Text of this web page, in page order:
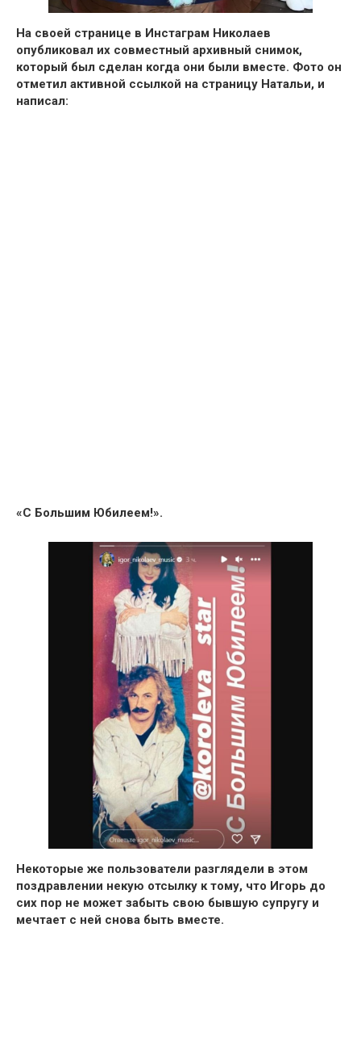
На своей странице в Инстаграм Николаев
опубликовал их совместный архивный снимок,
который был сделан когда они были вместе. Фото он
отметил активной ссылкой на страницу Натальи, и
написал:
«С Большим Юбилеем!».
Некоторые же пользователи разглядели в этом
поздравлении некую отсылку к тому, что Игорь до
сих пор не может забыть свою бывшую супругу и
мечтает с ней снова быть вместе.